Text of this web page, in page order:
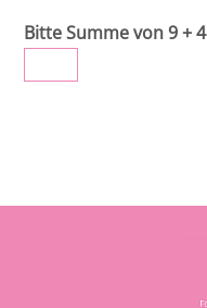
Bitte Summe von 9 +